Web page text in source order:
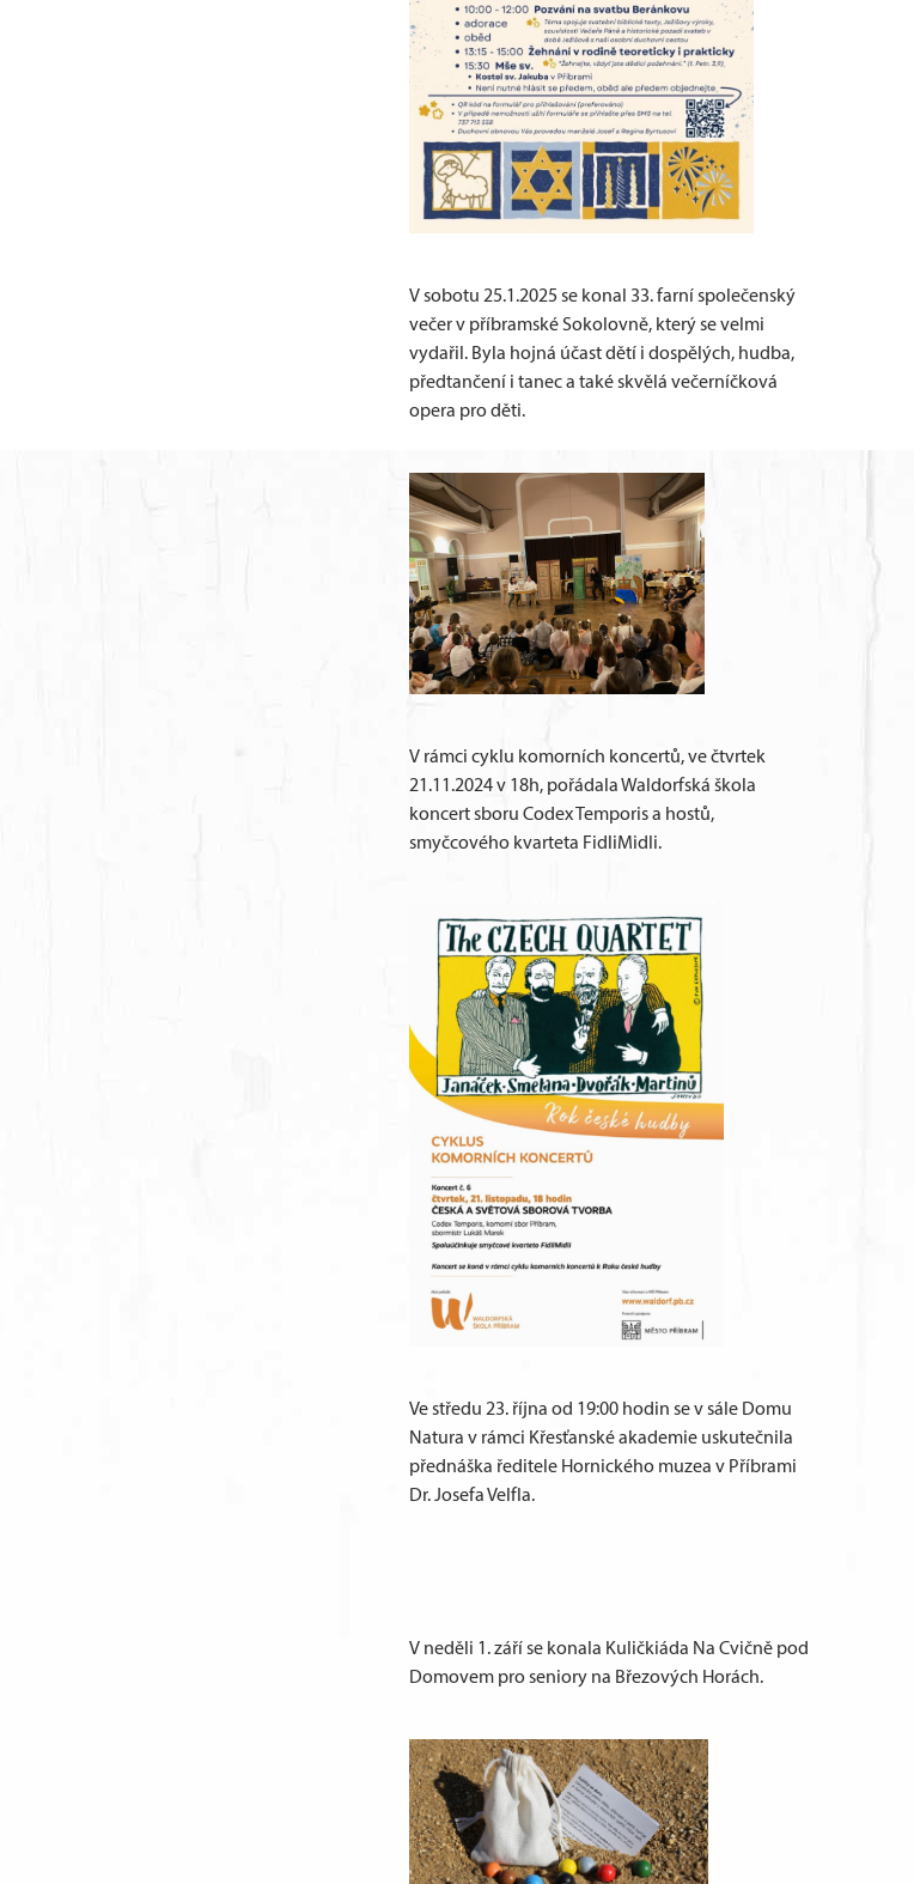
V sobotu 25.1.2025 se konal 33. farní společenský
večer v příbramské Sokolovně, který se velmi
vydařil. Byla hojná účast dětí i dospělých, hudba,
předtančení i tanec a také skvělá večerníčková
opera pro děti.
V rámci cyklu komorních koncertů, ve čtvrtek
21.11.2024 v 18h, pořádala Waldorfská škola
koncert sboru Codex Temporis a hostů,
smyčcového kvarteta FidliMidli.
Ve středu 23. října od 19:00 hodin se v sále Domu
Natura v rámci Křesťanské akademie uskutečnila
přednáška ředitele Hornického muzea v Příbrami
Dr. Josefa Velfla.
V neděli 1. září se konala Kuličkiáda Na Cvičně pod
Domovem pro seniory na Březových Horách.